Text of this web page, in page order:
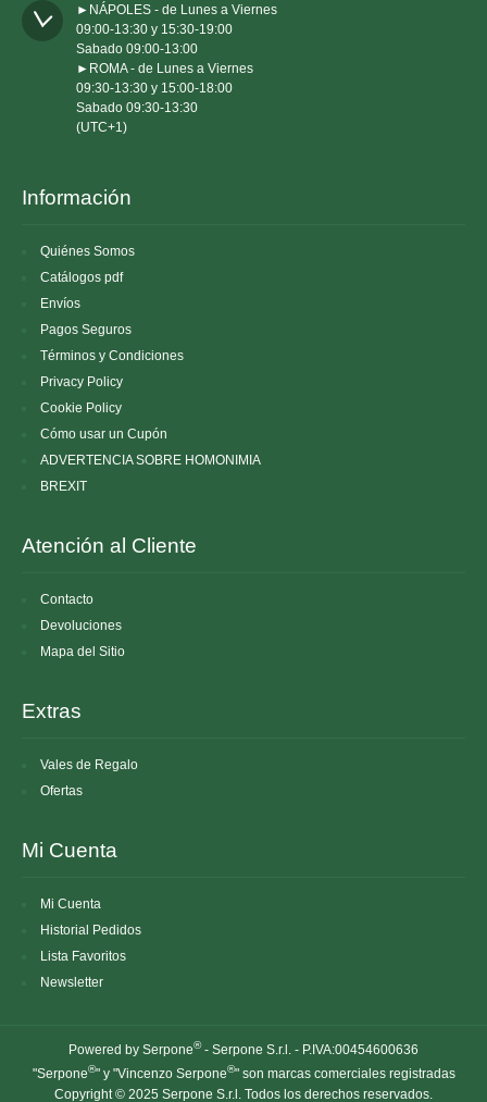
►NÁPOLES - de Lunes a Viernes
09:00-13:30 y 15:30-19:00
Sabado 09:00-13:00
►ROMA - de Lunes a Viernes
09:30-13:30 y 15:00-18:00
Sabado 09:30-13:30
(UTC+1)
Información
Quiénes Somos
Catálogos pdf
Envíos
Pagos Seguros
Términos y Condiciones
Privacy Policy
Cookie Policy
Cómo usar un Cupón
ADVERTENCIA SOBRE HOMONIMIA
BREXIT
Atención al Cliente
Contacto
Devoluciones
Mapa del Sitio
Extras
Vales de Regalo
Ofertas
Mi Cuenta
Mi Cuenta
Historial Pedidos
Lista Favoritos
Newsletter
Powered by Serpone®- Serpone S.r.l. - P.IVA:00454600636
"Serpone®" y "Vincenzo Serpone®" son marcas comerciales registradas
Copyright © 2025 Serpone S.r.l. Todos los derechos reservados.